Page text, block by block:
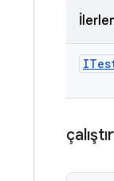
çalıştır